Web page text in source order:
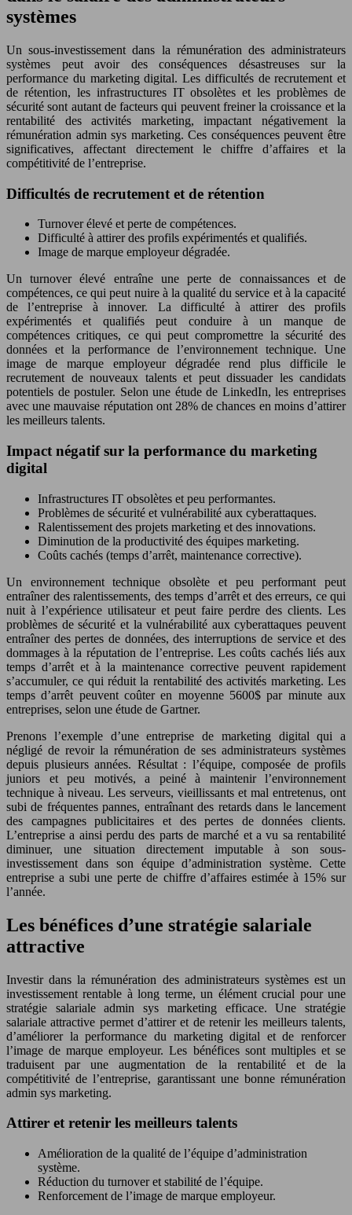
systèmes
Un sous-investissement dans la rémunération des administrateurs
systèmes peut avoir des conséquences désastreuses sur la
performance du marketing digital. Les difficultés de recrutement et
de rétention, les infrastructures IT obsolètes et les problèmes de
sécurité sont autant de facteurs qui peuvent freiner la croissance et la
rentabilité des activités marketing, impactant négativement la
rémunération admin sys marketing. Ces conséquences peuvent être
significatives, affectant directement le chiffre d’affaires et la
compétitivité de l’entreprise.
Difficultés de recrutement et de rétention
Turnover élevé et perte de compétences.
Difficulté à attirer des profils expérimentés et qualifiés.
Image de marque employeur dégradée.
Un turnover élevé entraîne une perte de connaissances et de
compétences, ce qui peut nuire à la qualité du service et à la capacité
de l’entreprise à innover. La difficulté à attirer des profils
expérimentés et qualifiés peut conduire à un manque de
compétences critiques, ce qui peut compromettre la sécurité des
données et la performance de l’environnement technique. Une
image de marque employeur dégradée rend plus difficile le
recrutement de nouveaux talents et peut dissuader les candidats
potentiels de postuler. Selon une étude de LinkedIn, les entreprises
avec une mauvaise réputation ont 28% de chances en moins d’attirer
les meilleurs talents.
Impact négatif sur la performance du marketing
digital
Infrastructures IT obsolètes et peu performantes.
Problèmes de sécurité et vulnérabilité aux cyberattaques.
Ralentissement des projets marketing et des innovations.
Diminution de la productivité des équipes marketing.
Coûts cachés (temps d’arrêt, maintenance corrective).
Un environnement technique obsolète et peu performant peut
entraîner des ralentissements, des temps d’arrêt et des erreurs, ce qui
nuit à l’expérience utilisateur et peut faire perdre des clients. Les
problèmes de sécurité et la vulnérabilité aux cyberattaques peuvent
entraîner des pertes de données, des interruptions de service et des
dommages à la réputation de l’entreprise. Les coûts cachés liés aux
temps d’arrêt et à la maintenance corrective peuvent rapidement
s’accumuler, ce qui réduit la rentabilité des activités marketing. Les
temps d’arrêt peuvent coûter en moyenne 5600$ par minute aux
entreprises, selon une étude de Gartner.
Prenons l’exemple d’une entreprise de marketing digital qui a
négligé de revoir la rémunération de ses administrateurs systèmes
depuis plusieurs années. Résultat : l’équipe, composée de profils
juniors et peu motivés, a peiné à maintenir l’environnement
technique à niveau. Les serveurs, vieillissants et mal entretenus, ont
subi de fréquentes pannes, entraînant des retards dans le lancement
des campagnes publicitaires et des pertes de données clients.
L’entreprise a ainsi perdu des parts de marché et a vu sa rentabilité
diminuer, une situation directement imputable à son sous-
investissement dans son équipe d’administration système. Cette
entreprise a subi une perte de chiffre d’affaires estimée à 15% sur
l’année.
Les bénéfices d’une stratégie salariale
attractive
Investir dans la rémunération des administrateurs systèmes est un
investissement rentable à long terme, un élément crucial pour une
stratégie salariale admin sys marketing efficace. Une stratégie
salariale attractive permet d’attirer et de retenir les meilleurs talents,
d’améliorer la performance du marketing digital et de renforcer
l’image de marque employeur. Les bénéfices sont multiples et se
traduisent par une augmentation de la rentabilité et de la
compétitivité de l’entreprise, garantissant une bonne rémunération
admin sys marketing.
Attirer et retenir les meilleurs talents
Amélioration de la qualité de l’équipe d’administration
système.
Réduction du turnover et stabilité de l’équipe.
Renforcement de l’image de marque employeur.